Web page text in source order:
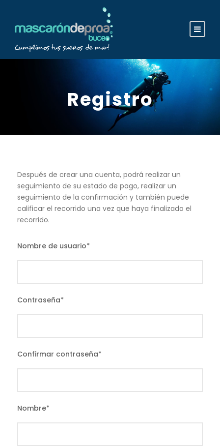
Registro
Después de crear una cuenta, podrá realizar un
seguimiento de su estado de pago, realizar un
seguimiento de la confirmación y también puede
calificar el recorrido una vez que haya finalizado el
recorrido.
Nombre de usuario*
Contraseña*
Confirmar contraseña*
Nombre*